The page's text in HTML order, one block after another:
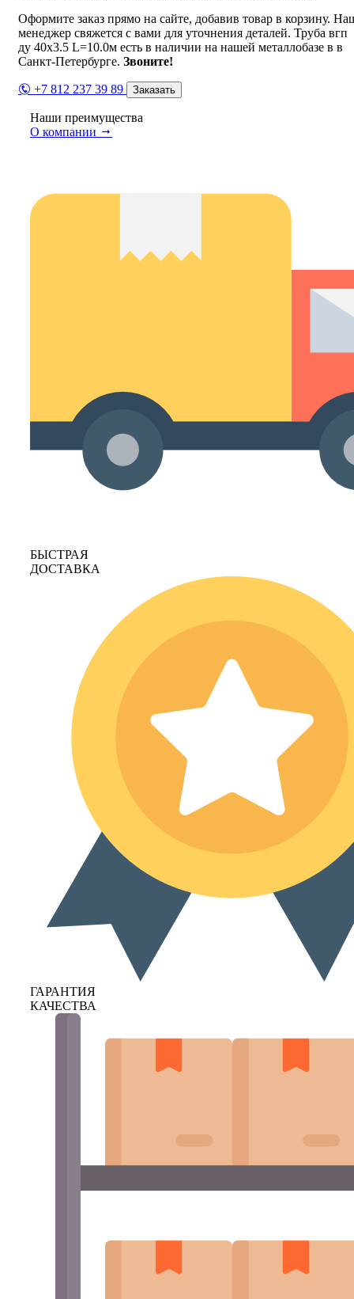
Оформите заказ прямо на сайте, добавив товар в корзину.
менеджер свяжется с вами для уточнения деталей. Труба вгп
ду 40х3.5 L=10.0м есть в наличии на нашей металлобазе в в
Санкт-Петербурге. Звоните!
+7 812 237 39 89 Заказать
Наши преимущества
О компании
БЫСТРАЯ
ДОСТАВКА
ГАРАНТИЯ
КАЧЕСТВА